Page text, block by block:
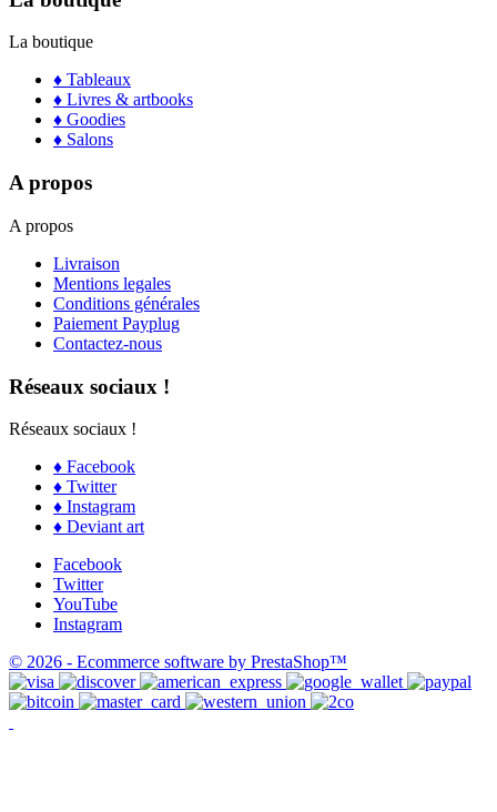
La boutique
♦ Tableaux
♦ Livres & artbooks
♦ Goodies
♦ Salons
A propos
A propos
Livraison
Mentions legales
Conditions générales
Paiement Payplug
Contactez-nous
Réseaux sociaux !
Réseaux sociaux !
♦ Facebook
♦ Twitter
♦ Instagram
♦ Deviant art
Facebook
Twitter
YouTube
Instagram
© 2026 - Ecommerce software by PrestaShop™